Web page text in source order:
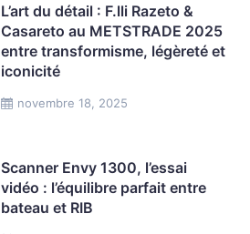
novembre 18, 2025
L’art du détail : F.lli Razeto &
Casareto au METSTRADE 2025
entre transformisme, légèreté et
iconicité
Scanner Envy 1300, l’essai
vidéo : l’équilibre parfait entre
bateau et RIB